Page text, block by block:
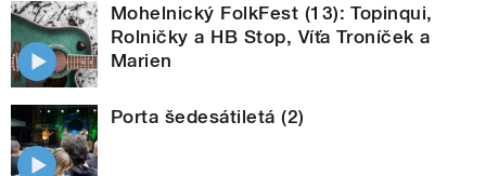
Mohelnický FolkFest (13): Topinqui,
Rolničky a HB Stop, Víťa Troníček a
Marien
Porta šedesátiletá (2)